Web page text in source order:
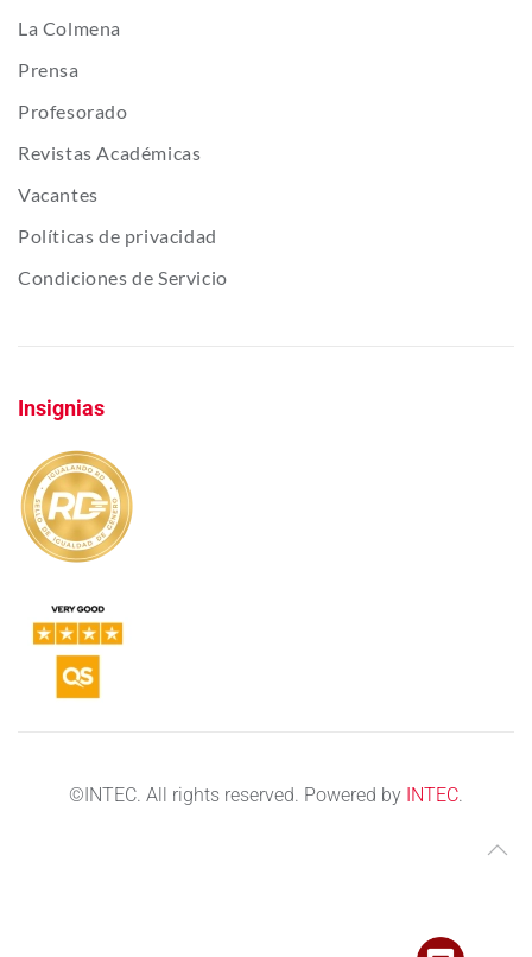
La Colmena
Prensa
Profesorado
Revistas Académicas
Vacantes
Políticas de privacidad
Condiciones de Servicio
Insignias
© INTEC. All rights reserved. Powered by INTEC.